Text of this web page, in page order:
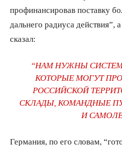
профинансировав поставку
дальнего радиуса действия”,
сказал:
“НАМ НУЖНЫ
КОТОРЫЕ МОГУТ
РОССИЙСКОЙ
СКЛАДЫ, КОМАНДНЫЕ
И
Германия, по его словам,